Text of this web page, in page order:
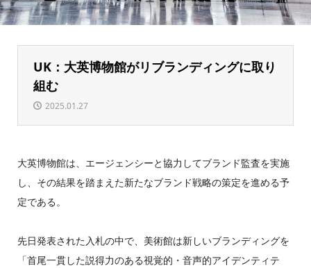
UK：大英博物館がリブランディングに取り
組む
2025.01.27
大英博物館は、エージェンシーと協力してブランド監査を実施
し、その結果を踏まえた新たなブランド戦略の策定を進める予
定である。
先日発表された入札の中で、美術館は新しいブランディングを
「首尾一貫した説得力のある視覚的・音声的アイデンティテ